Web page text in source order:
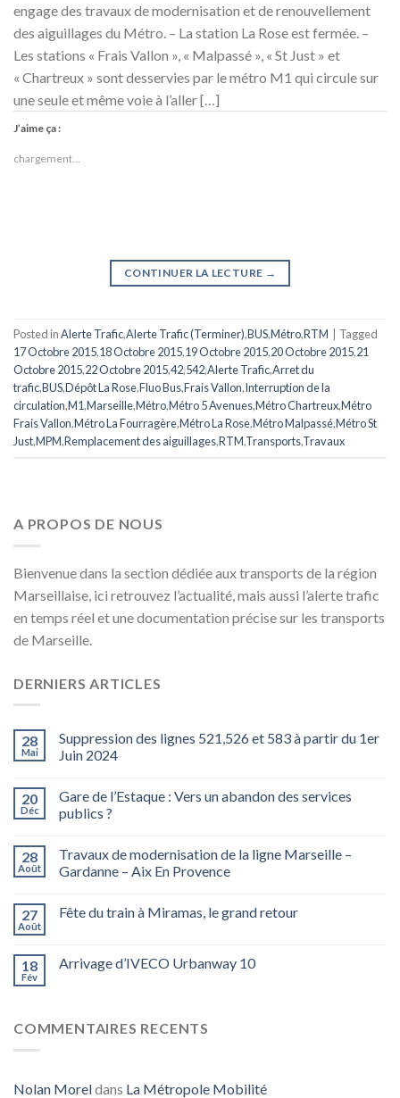
engage des travaux de modernisation et de renouvellement
des aiguillages du Métro. – La station La Rose est fermée. –
Les stations « Frais Vallon », « Malpassé », « St Just » et
« Chartreux » sont desservies par le métro M1 qui circule sur
une seule et même voie à l’aller […]
J’aime ça :
chargement…
CONTINUER LA LECTURE →
Posted inAlerte Trafic,Alerte Trafic (Terminer),BUS,Métro,RTM
Tagged
17 Octobre 2015,18 Octobre 2015,19 Octobre 2015,20 Octobre 2015,21
Octobre 2015,22 Octobre 2015,42,542,Alerte Trafic,Arret du
trafic,BUS,Dépôt La Rose,Fluo Bus,Frais Vallon,Interruption de la
circulation,M1,Marseille,Métro,Métro 5 Avenues,Métro Chartreux,Métro
Frais Vallon,Métro La Fourragère,Métro La Rose,Métro Malpassé,Métro St
Just,MPM,Remplacement des aiguillages,RTM,Transports,Travaux
A PROPOS DE NOUS
Bienvenue dans la section dédiée aux transports de la région
Marseillaise, ici retrouvez l’actualité, mais aussi l’alerte trafic
en temps réel et une documentation précise sur les transports
de Marseille.
DERNIERS ARTICLES
28
Mai
Suppression des lignes 521,526 et 583 à partir du 1er
Juin 2024
20
Déc
Gare de l’Estaque : Vers un abandon des services
publics ?
28
Août
Travaux de modernisation de la ligne Marseille –
Gardanne – Aix En Provence
27
Août
Fête du train à Miramas, le grand retour
18
Fév
Arrivage d’IVECO Urbanway 10
COMMENTAIRES RECENTS
Nolan Moreldans La Métropole Mobilité